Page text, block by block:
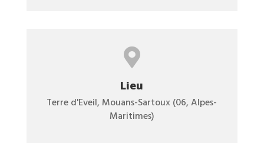

Lieu
Terre d'Eveil, Mouans-Sartoux (06, Alpes-
Maritimes)